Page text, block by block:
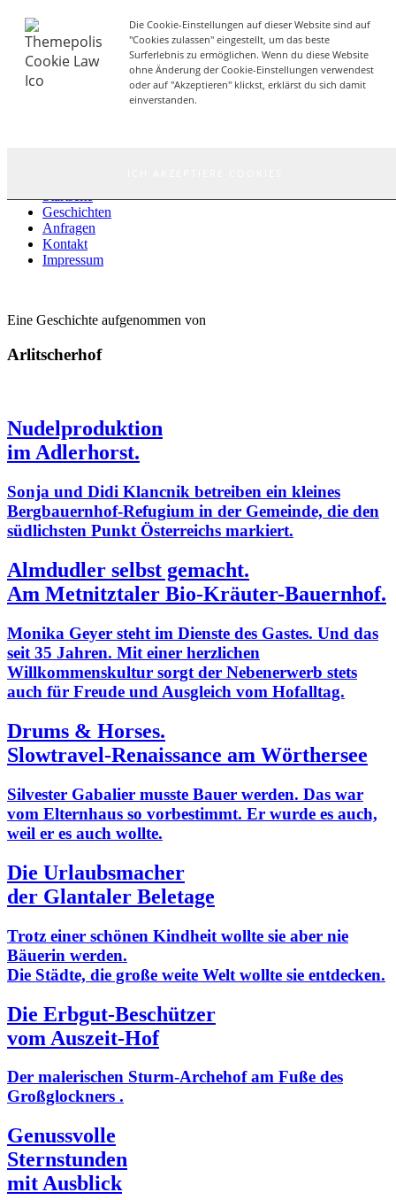
Die Cookie-Einstellungen auf dieser Website sind auf
"Cookies zulassen" eingestellt, um das beste
Surferlebnis zu ermöglichen. Wenn du diese Website
ohne Änderung der Cookie-Einstellungen verwendest
oder auf "Akzeptieren" klickst, erklärst du sich damit
einverstanden.
ANFRAGEN
Nach unten Scrollen
Startseite
Geschichten
Anfragen
Kontakt
Impressum
Eine Geschichte aufgenommen von
Arlitscherhof
Nudelproduktion
im Adlerhorst.
Sonja und Didi Klancnik betreiben ein kleines
Bergbauernhof-Refugium in der Gemeinde, die den
südlichsten Punkt Österreichs markiert.
Almdudler selbst gemacht.
Am Metnitztaler Bio-Kräuter-Bauernhof.
Monika Geyer steht im Dienste des Gastes. Und das
seit 35 Jahren. Mit einer herzlichen
Willkommenskultur sorgt der Nebenerwerb stets
auch für Freude und Ausgleich vom Hofalltag.
Drums & Horses.
Slowtravel-Renaissance am Wörthersee
Silvester Gabalier musste Bauer werden. Das war
vom Elternhaus so vorbestimmt. Er wurde es auch,
weil er es auch wollte.
Die Urlaubsmacher
der Glantaler Beletage
Trotz einer schönen Kindheit wollte sie aber nie
Bäuerin werden.
Die Städte, die große weite Welt wollte sie entdecken.
Die Erbgut-Beschützer
vom Auszeit-Hof
Der malerischen Sturm-Archehof am Fuße des
Großglockners .
Genussvolle
Sternstunden
mit Ausblick